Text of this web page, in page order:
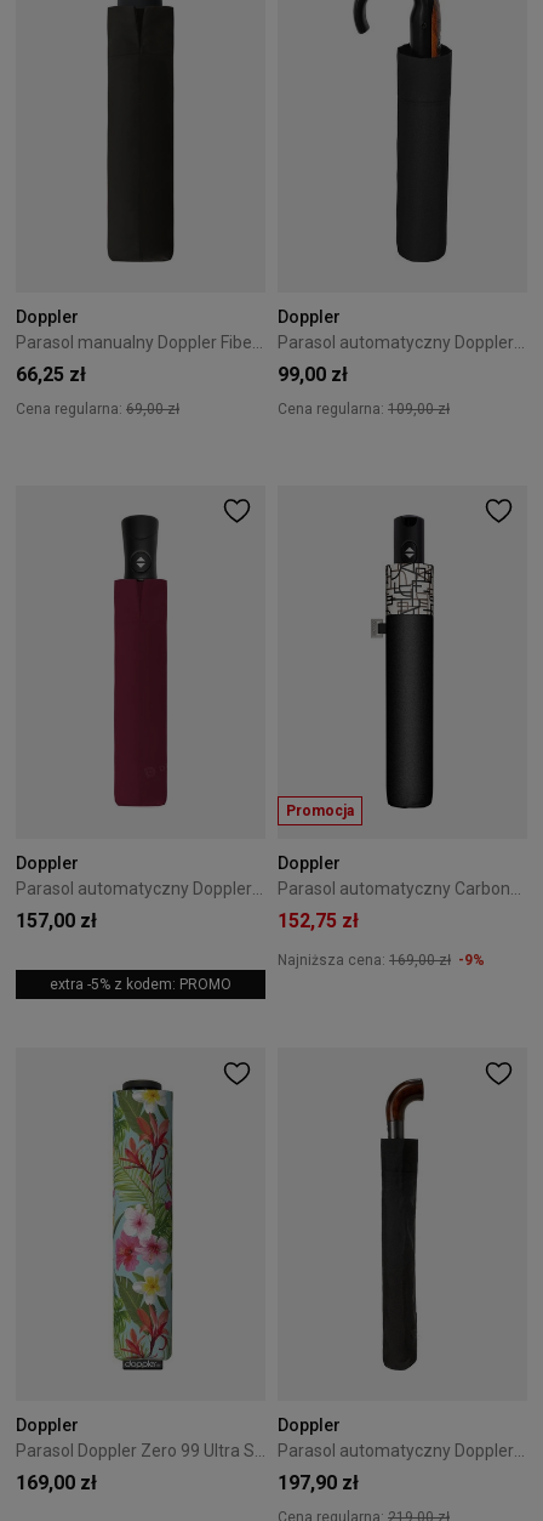
Doppler
66,25 zł
Cena regularna: 69,00 zł
Doppler
99,00 zł
Cena regularna: 109,00 zł
Doppler
157,00 zł
extra -5% z kodem: PROMO
Promocja
Doppler
152,75 zł
Najniższa cena: 169,00 zł -9%
Doppler
169,00 zł
Doppler
197,90 zł
Cena regularna: 219,00 zł